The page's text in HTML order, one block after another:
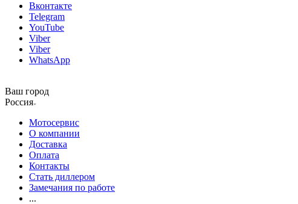
Вконтакте
Telegram
YouTube
Viber
Viber
WhatsApp
Ваш город
Россия
Мотосервис
О компании
Доставка
Оплата
Контакты
Стать диллером
Замечания по работе
...